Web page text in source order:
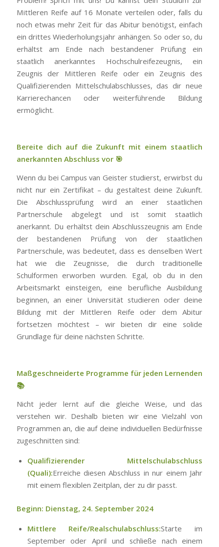
Mittleren Reife auf 16 Monate verteilen oder, falls du
noch etwas mehr Zeit für das Abitur benötigst, einfach
ein drittes Wiederholungsjahr anhängen. So oder so, du
erhältst am Ende nach bestandener Prüfung ein
staatlich anerkanntes Hochschulreifezeugnis, ein
Zeugnis der Mittleren Reife oder ein Zeugnis des
Qualifizierenden Mittelschulabschlusses, das dir neue
Karrierechancen oder weiterführende Bildung
ermöglicht.
Bereite dich auf die Zukunft mit einem staatlich
anerkannten Abschluss vor 🎯
Wenn du bei Campus van Geister studierst, erwirbst du
nicht nur ein Zertifikat – du gestaltest deine Zukunft.
Die Abschlussprüfung wird an einer staatlichen
Partnerschule abgelegt und ist somit staatlich
anerkannt. Du erhältst dein Abschlusszeugnis am Ende
der bestandenen Prüfung von der staatlichen
Partnerschule, was bedeutet, dass es denselben Wert
hat wie die Zeugnisse, die durch traditionelle
Schulformen erworben wurden. Egal, ob du in den
Arbeitsmarkt einsteigen, eine berufliche Ausbildung
beginnen, an einer Universität studieren oder deine
Bildung mit der Mittleren Reife oder dem Abitur
fortsetzen möchtest – wir bieten dir eine solide
Grundlage für deine nächsten Schritte.
Maßgeschneiderte Programme für jeden Lernenden
📚
Nicht jeder lernt auf die gleiche Weise, und das
verstehen wir. Deshalb bieten wir eine Vielzahl von
Programmen an, die auf deine individuellen Bedürfnisse
zugeschnitten sind:
Qualifizierender Mittelschulabschluss
(Quali):Erreiche diesen Abschluss in nur einem Jahr
mit einem flexiblen Zeitplan, der zu dir passt.
Beginn: Dienstag, 24. September 2024
Mittlere Reife/Realschulabschluss:Starte im
September oder April und schließe nach einem